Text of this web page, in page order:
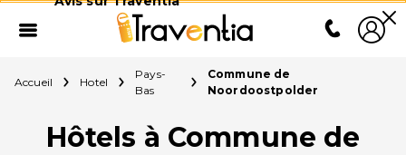
Accueil Hotel
Pays-
Bas
Commune de
Noordoostpolder
Hôtels à Commune de